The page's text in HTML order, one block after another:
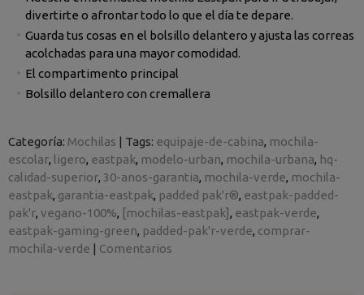
divertirte o afrontar todo lo que el día te depare.
Guarda tus cosas en el bolsillo delantero y ajusta las correas
acolchadas para una mayor comodidad.
El compartimento principal
Bolsillo delantero con cremallera
Categoría: Mochilas | Tags: equipaje-de-cabina mochila-
escolar
ligero eastpak modelo-urban mochila-urbana hq-
calidad-superior 30-anos-garantia mochila-verde mochila-
eastpak garantia-eastpak padded pak'r® eastpak-padded-
pak'r vegano-100% [mochilas-eastpak] eastpak-verde
eastpak-gaming-green padded-pak'r-verde comprar-
mochila-verde | Comentarios